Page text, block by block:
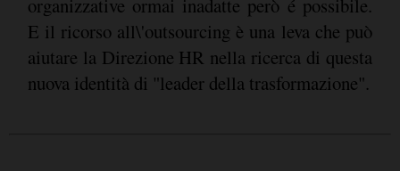
organizzative ormai inadatte però é possibile.
E il ricorso all\'outsourcing è una leva che può
aiutare la Direzione HR nella ricerca di questa
nuova identità di "leader della trasformazione".